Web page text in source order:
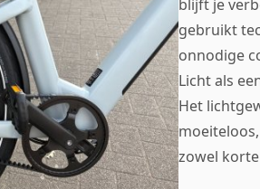
blijft je
gebruikt
onnodige
Licht als
Het
zowel